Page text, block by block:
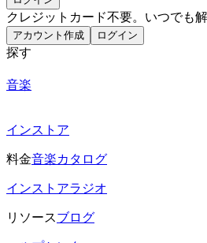
クレジットカード不要。いつでも解
アカウント作成 ログイン
探す
音楽
インストア
料金音楽カタログ
インストアラジオ
リソースブログ